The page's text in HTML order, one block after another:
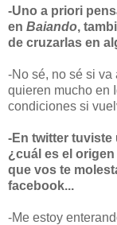
-Uno a priori
en Baiando,
de cruzarlas en
-No sé, no sé si va
quieren mucho en
condiciones si
-En twitter
¿cuál es el
que vos te
facebook...
-Me estoy